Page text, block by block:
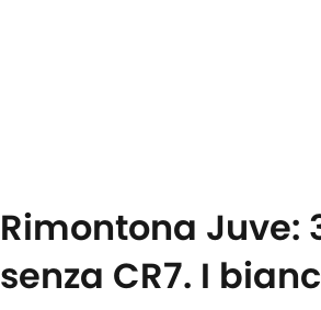
Rimontona Juve:
senza CR7. I